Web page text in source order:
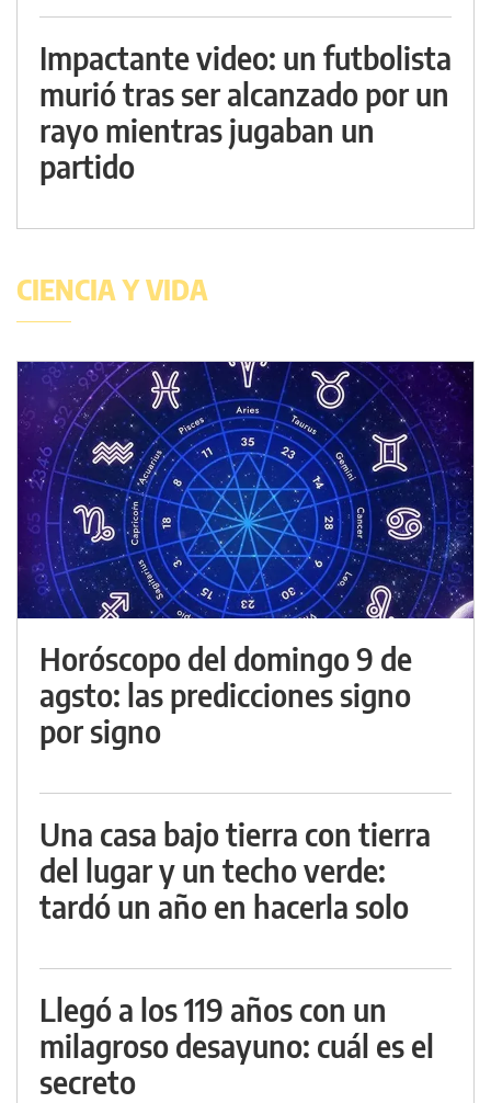
Impactante video: un futbolista
murió tras ser alcanzado por un
rayo mientras jugaban un
partido
CIENCIA Y VIDA
Horóscopo del domingo 9 de
agsto: las predicciones signo
por signo
Una casa bajo tierra con tierra
del lugar y un techo verde:
tardó un año en hacerla solo
Llegó a los 119 años con un
milagroso desayuno: cuál es el
secreto